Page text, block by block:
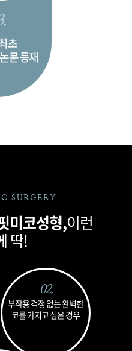
초
문 등재
SURGERY
미코성형,이런
딱!
02.
부작용 걱정 없는완벽한
코를가지고 싶은 경우